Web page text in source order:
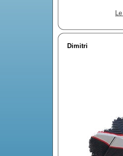
Dimitri